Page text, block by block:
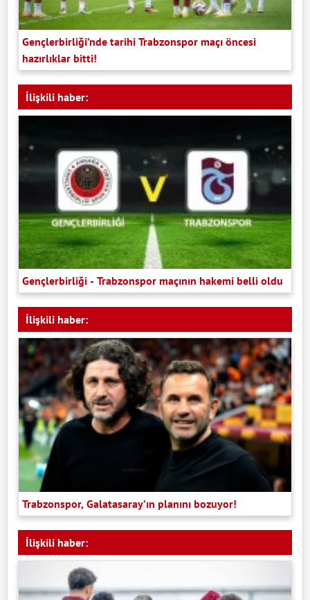
Gençlerbirliği’nde tarihi Trabzonspor maçı öncesi
hazırlıklar bitti!
İlişkili haber:
Gençlerbirliği - Trabzonspor maçının hakemi belli oldu
İlişkili haber:
Trabzonspor, Galatasaray’ın planını bozuyor!
İlişkili haber: